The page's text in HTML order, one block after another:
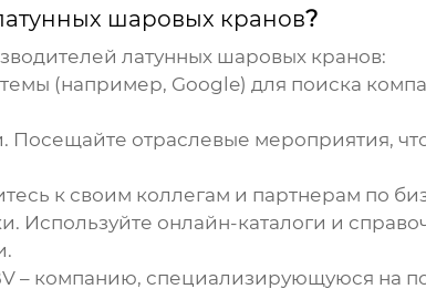
шаровых кранов?
латунных шаровых кранов:
(например, Google) для поиска
Посещайте отраслевые мероприятия,
к своим коллегам и партнерам по
Используйте онлайн-каталоги и
– компанию, специализирующуюся на